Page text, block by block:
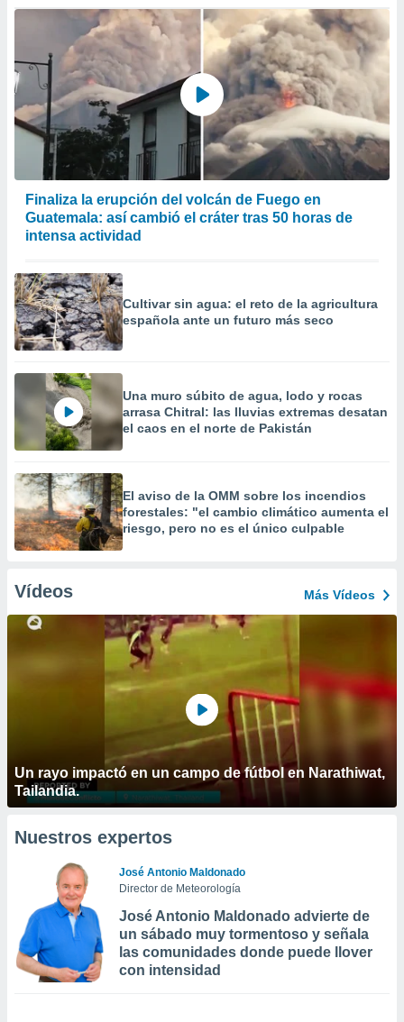
Finaliza la erupción del volcán de Fuego en
Guatemala: así cambió el cráter tras 50 horas de
intensa actividad
Cultivar sin agua: el reto de la agricultura
española ante un futuro más seco
Una muro súbito de agua, lodo y rocas
arrasa Chitral: las lluvias extremas desatan
el caos en el norte de Pakistán
El aviso de la OMM sobre los incendios
forestales: "el cambio climático aumenta el
riesgo, pero no es el único culpable
Vídeos Más Vídeos
Un rayo impactó en un campo de fútbol en Narathiwat,
Tailandia.
Nuestros expertos
José Antonio Maldonado
Director de Meteorología
José Antonio Maldonado advierte de
un sábado muy tormentoso y señala
las comunidades donde puede llover
con intensidad